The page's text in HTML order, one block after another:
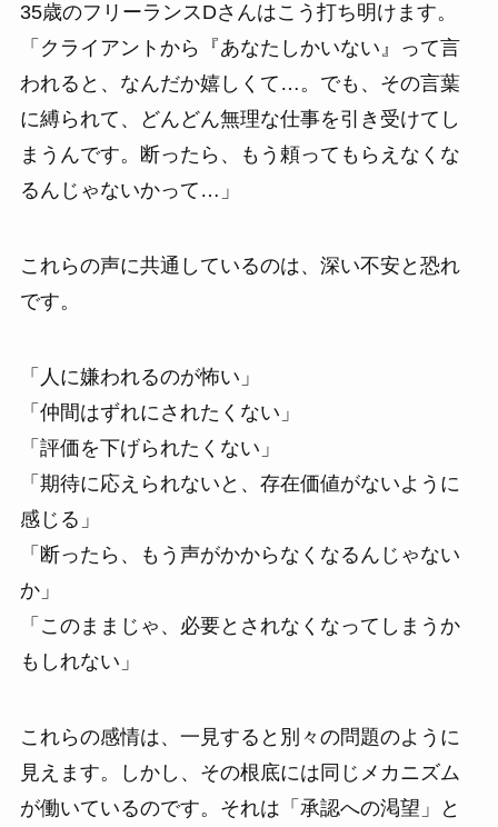
35歳のフリーランスDさんはこう打ち明けます。
「クライアントから『あなたしかいない』って言
われると、なんだか嬉しくて…。でも、その言葉
に縛られて、どんどん無理な仕事を引き受けてし
まうんです。断ったら、もう頼ってもらえなくな
るんじゃないかって…」
これらの声に共通しているのは、深い不安と恐れ
です。
「人に嫌われるのが怖い」
「仲間はずれにされたくない」
「評価を下げられたくない」
「期待に応えられないと、存在価値がないように
感じる」
「断ったら、もう声がかからなくなるんじゃない
か」
「このままじゃ、必要とされなくなってしまうか
もしれない」
これらの感情は、一見すると別々の問題のように
見えます。しかし、その根底には同じメカニズム
が働いているのです。それは「承認への渇望」と